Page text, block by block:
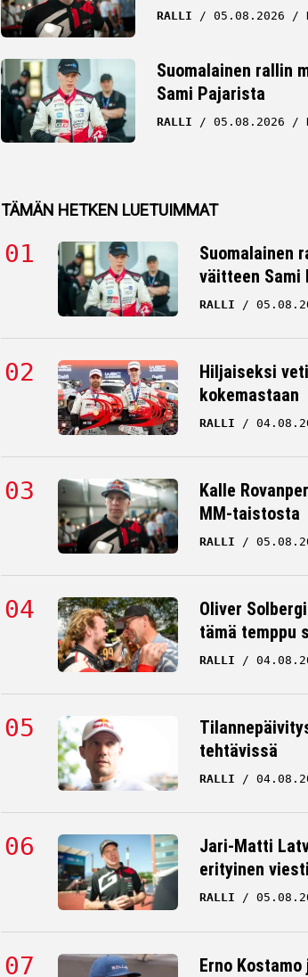
RALLI 05.08.2026
Suomalainen rallin
Sami Pajarista
RALLI 05.08.2026
TÄMÄN HETKEN LUETUIMMAT
Suomalainen
väitteen Sami
RALLI
Hiljaiseksi
kokemastaan
RALLI
Kalle
MM-taistosta
RALLI
Oliver
tämä temppu
RALLI
tehtävissä
RALLI
Jari-Matti
erityinen
RALLI
Erno